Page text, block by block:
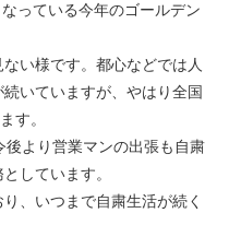
っている今年のゴールデン
い様です。都心などでは人
いていますが、やはり全国
す。
より営業マンの出張も自粛
しています。
、いつまで自粛生活が続く